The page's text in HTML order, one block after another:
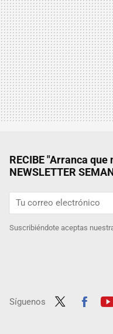
RECIBE "Arranca que
NEWSLETTER
Suscribiéndote aceptas
Síguenos